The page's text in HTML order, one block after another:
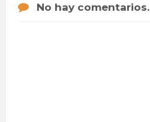
No hay comentarios.